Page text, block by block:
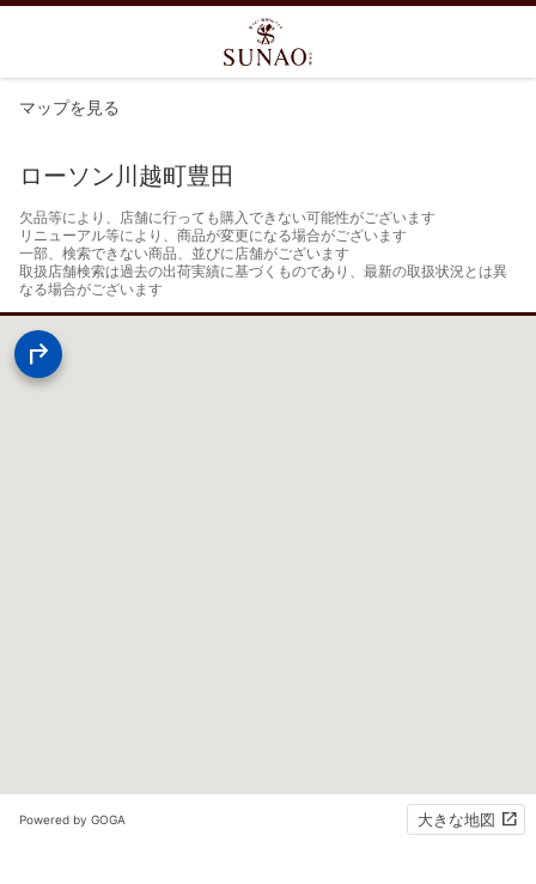
マップを見る
ローソン川越町豊田
欠品等により、店舗に行っても購入できない可能性がございます
リニューアル等により、商品が変更になる場合がございます
一部、検索できない商品、並びに店舗がございます
取扱店舗検索は過去の出荷実績に基づくものであり、最新の取扱状況とは異
なる場合がございます
Powered by GOGA 大きな地図